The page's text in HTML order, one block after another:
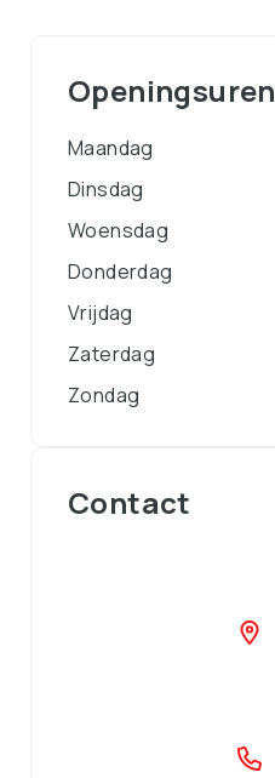
Openingsuren
Maandag
Dinsdag
Woensdag
Donderdag
Vrijdag
Zaterdag
Zondag
Contact